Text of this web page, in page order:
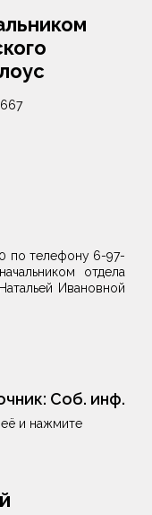
667
по телефону 6-97-
отдела
Ивановной
Соб. инф.
и нажмите